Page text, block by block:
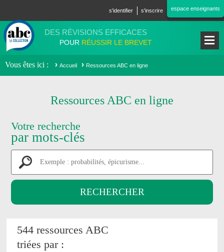
s'identifier s'inscrire espace enseignants
DES RÉVISIONS EFFICACES
POUR RÉUSSIR LE BREVET
Vous êtes ici Accueil Ressources ABC en ligne
Ressources ABC en ligne
Votre recherche
par mots-clés
544 ressources ABC
triées par :